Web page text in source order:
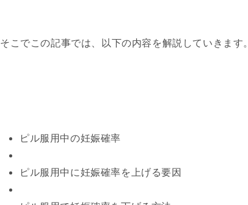
そこでこの記事では、以下の内容を解説していきます。
ピル服用中の妊娠確率
ピル服用中に妊娠確率を上げる要因